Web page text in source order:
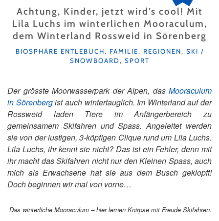
Achtung, Kinder, jetzt wird’s cool! Mit
Lila Luchs im winterlichen Mooraculum,
dem Winterland Rossweid in Sörenberg
KATEGORIEN
BIOSPHÄRE ENTLEBUCH, FAMILIE, REGIONEN, SKI /
SNOWBOARD, SPORT
Der grösste Moorwasserpark der Alpen, das Mooraculum
in Sörenbergist auch wintertauglich. Im Winterland auf der
Rossweid laden Tiere im Anfängerbereich zu
gemeinsamem Skifahren und Spass. Angeleitet werden
sie von der lustigen, 3-köpfigen Clique rund um Lila Luchs.
Lila Luchs, ihr kennt sie nicht? Das ist ein Fehler, denn mit
ihr macht das Skifahren nicht nur den Kleinen Spass, auch
mich als Erwachsene hat sie aus dem Busch geklopft!
Doch beginnen wir mal von vorne…
Das winterliche Mooraculum – hier lernen Knirpse mit Freude Skifahren.